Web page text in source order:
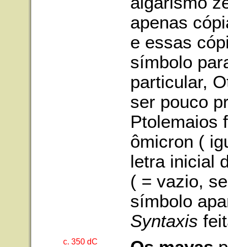
apenas
e essas
símbolo
particular,
ser pouco
Ptolemaios
ômicron (
letra inicial
( = vazio,
símbolo
Syntaxis
c. 350 dC